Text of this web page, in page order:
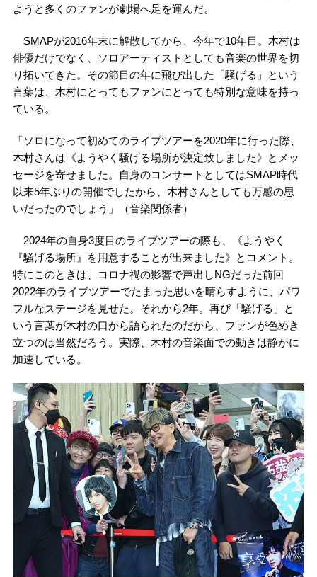
ようと多くのファンが劇場へ足を運んだ。
SMAPが2016年末に解散してから、今年で10年目。木村は
俳優だけでなく、ソロアーティストとしても音楽の世界を切
り拓いてきた。その節目の年に飛び出した「騒げる」という
言葉は、木村にとってもファンにとっても特別な意味を持っ
ている。
「ソロになって初めてのライブツアーを2020年に行った際、
木村さんは《ようやく騒げる場所が決定致しました》とメッ
セージを寄せました。自身のコンサートとしてはSMAP時代
以来5年ぶりの開催でしたから、木村さんとしても万感の思
いだったのでしょう」（音楽関係者）
2024年の自身3度目のライブツアーの際も、《ようやく
『騒げる場所』を用意することが出来ました》とコメント。
特にこのときは、コロナ禍の影響で声出しNGだった前回
2022年のライブツアーでたまった思いを晴らすように、パワ
フルなステージを見せた。それから2年。再び「騒げる」と
いう言葉が木村の口から語られたのだから、ファンが色めき
立つのは当然だろう。実際、木村の音楽面での動きは静かに
加速している。